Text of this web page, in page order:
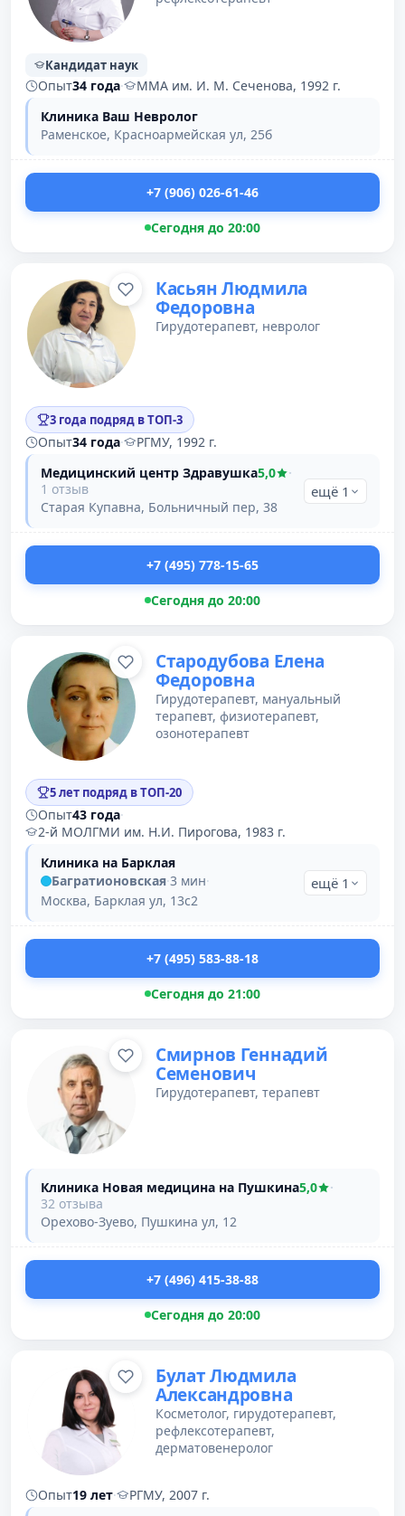
Кандидат наук
Опыт34 года·
ММА им. И. М. Сеченова, 1992 г.
Клиника Ваш Невролог
Раменское, Красноармейская ул, 25б
+7 (906) 026-61-46
Сегодня до 20:00
Касьян Людмила
Федоровна
Гирудотерапевт, невролог
3 года подряд в ТОП-3
Опыт34 года·
РГМУ, 1992 г.
Медицинский центр Здравушка5,0
·
1 отзыв
Старая Купавна, Больничный пер, 38
ещё 1
+7 (495) 778-15-65
Сегодня до 20:00
Стародубова Елена
Федоровна
Гирудотерапевт, мануальный
терапевт, физиотерапевт,
озонотерапевт
5 лет подряд в ТОП-20
Опыт43 года·
2-й МОЛГМИ им. Н.И. Пирогова, 1983 г.
Клиника на Барклая
Багратионовская·3 мин·
Москва, Барклая ул, 13с2
ещё 1
+7 (495) 583-88-18
Сегодня до 21:00
Смирнов Геннадий
Семенович
Гирудотерапевт, терапевт
Клиника Новая медицина на Пушкина5,0
·
32 отзыва
Орехово-Зуево, Пушкина ул, 12
+7 (496) 415-38-88
Сегодня до 20:00
Булат Людмила
Александровна
Косметолог, гирудотерапевт,
рефлексотерапевт,
дерматовенеролог
Опыт19 лет·
РГМУ, 2007 г.